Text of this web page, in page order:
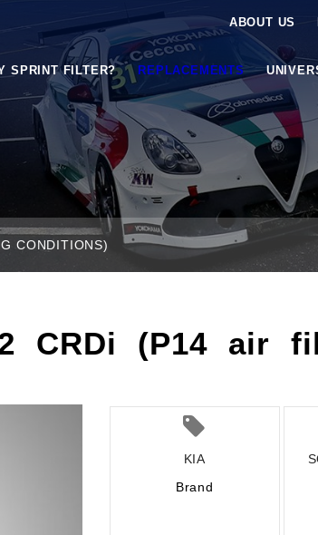
ABOUT US
SPRINT FILTER? REPLACEMENTS
CONDITIONS)
CRDi (P14 air
KIA
Brand